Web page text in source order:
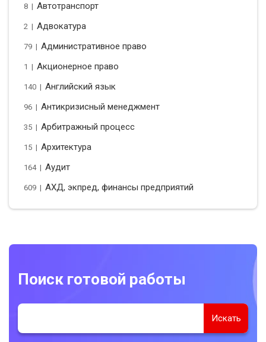
8 | Автотранспорт
2 | Адвокатура
79 | Административное право
1 | Акционерное право
140 | Английский язык
96 | Антикризисный менеджмент
35 | Арбитражный процесс
15 | Архитектура
164 | Аудит
609 | АХД, экпред, финансы предприятий
Поиск готовой работы